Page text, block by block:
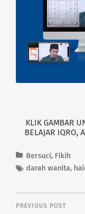
e
w
w
i
n
s
i
n
n
e
w
w
KLIK GAMBAR
BELAJAR IQRO,
Bersuci, Fikih
darah wanita,
PREVIOUS POST